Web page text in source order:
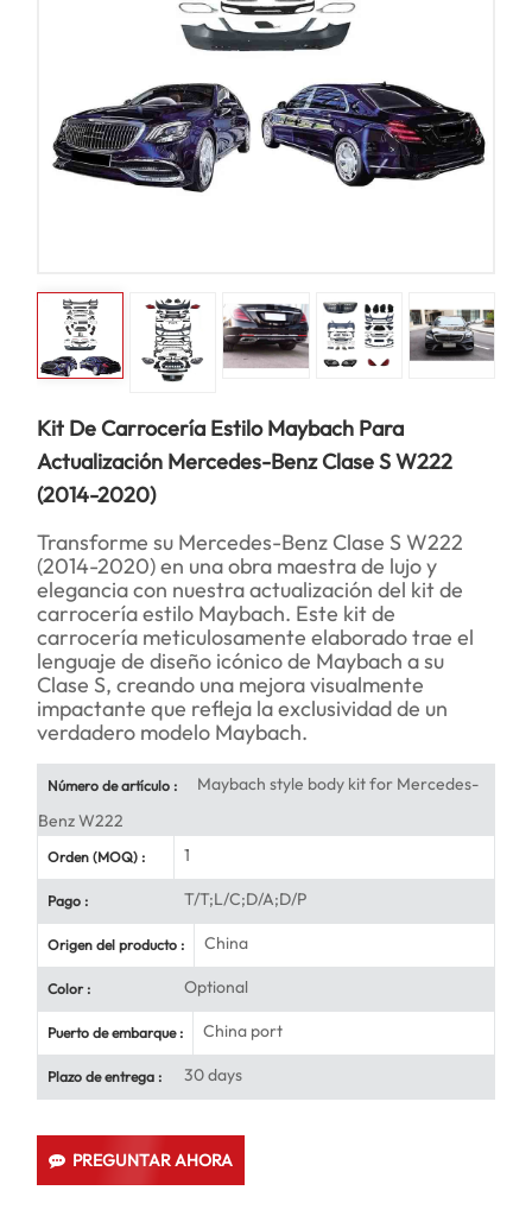
Kit De Carrocería Estilo Maybach Para
Actualización Mercedes-Benz Clase S W222
(2014-2020)
Transforme su Mercedes-Benz Clase S W222
(2014-2020) en una obra maestra de lujo y
elegancia con nuestra actualización del kit de
carrocería estilo Maybach. Este kit de
carrocería meticulosamente elaborado trae el
lenguaje de diseño icónico de Maybach a su
Clase S, creando una mejora visualmente
impactante que refleja la exclusividad de un
verdadero modelo Maybach.
Número de artículo :
Maybach style body kit for Mercedes-
Benz W222
Orden (MOQ) : 1
Pago : T/T;L/C;D/A;D/P
Origen del producto : China
Color : Optional
Puerto de embarque : China port
Plazo de entrega : 30 days
PREGUNTAR AHORA